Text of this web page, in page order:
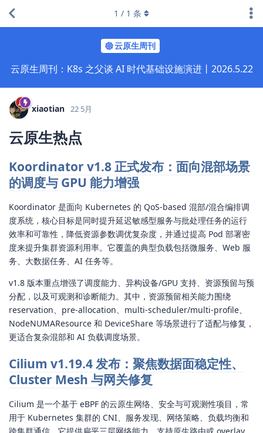
云原生周刊
云原生周刊：K8s 之父谈 AI 时代基础设施演进丨2026.5.22
1 / 1 条
xiaotian 22 5月
云原生热点
Koordinator v1.8 正式发布：面向混部场景
的调度与 GPU 能力增强
Koordinator 是面向 Kubernetes 的 QoS-based 混部/混合编排调
度系统，核心目标是同时提升延迟敏感型服务与批处理任务的运行
效率和可靠性，降低资源参数调优复杂度，并通过提高 Pod 部署密
度来提升集群资源利用率。它覆盖的典型负载包括微服务、Web 服
务、大数据任务、AI 任务等。
v1.8 版本重点增强了调度能力、异构设备/GPU 支持、资源预留与预
分配，以及可观测和诊断能力。其中，资源预留相关能力围绕
reservation、pre-allocation、multi-scheduler/multi-profile、
NodeNUMAResource 和 DeviceShare 等场景进行了适配与修复，
更适合复杂混部和 AI 负载调度场景。
Cilium v1.19.4 发布：聚焦数据面稳定性、
Cluster Mesh 与网关修复
Cilium 是一个基于 eBPF 的云原生网络、安全与可观测性项目，常
用于 Kubernetes 集群的 CNI、服务发现、网络策略、负载均衡和